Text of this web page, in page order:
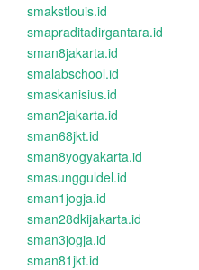
smakstlouis.id
smapraditadirgantara.id
sman8jakarta.id
smalabschool.id
smaskanisius.id
sman2jakarta.id
sman68jkt.id
sman8yogyakarta.id
smasungguldel.id
sman1jogja.id
sman28dkijakarta.id
sman3jogja.id
sman81jkt.id